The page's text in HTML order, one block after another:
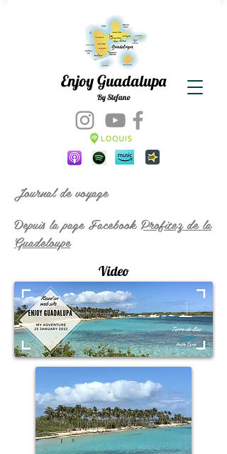
Enjoy Guadalupa
By Stefano
Journal de voyage
Depuis la page FacebookProfitez de la
Guadeloupe
Video